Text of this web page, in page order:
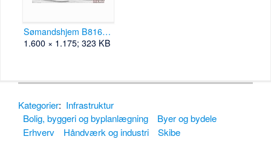
Sømandshjem B816.jpg
1.600 × 1.175; 323 KB
Kategorier: Infrastruktur
Bolig, byggeri og byplanlægning
Byer og bydele
Erhverv
Håndværk og industri Skibe